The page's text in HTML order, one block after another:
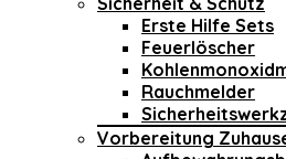
Erste Hilfe Sets
Feuerlöscher
Rauchmelder
Vorbereitung